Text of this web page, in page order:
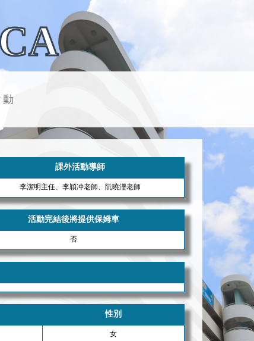
課外活動導師
李潔明主任、李穎冲老師、阮曉瀅老師
活動完結後將提供保姆車
否
性別
女